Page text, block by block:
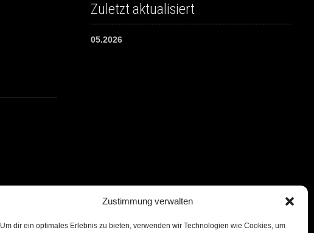
Zustimmung verwalten
Um dir ein optimales Erlebnis zu bieten, verwenden wir Technologien wie Cookies, um
Zuletzt aktualisiert
05.2026